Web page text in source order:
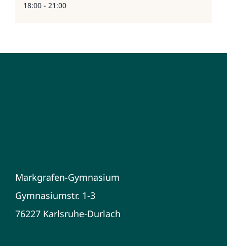
18:00 - 21:00
Markgrafen-Gymnasium
Gymnasiumstr. 1-3
76227 Karlsruhe-Durlach